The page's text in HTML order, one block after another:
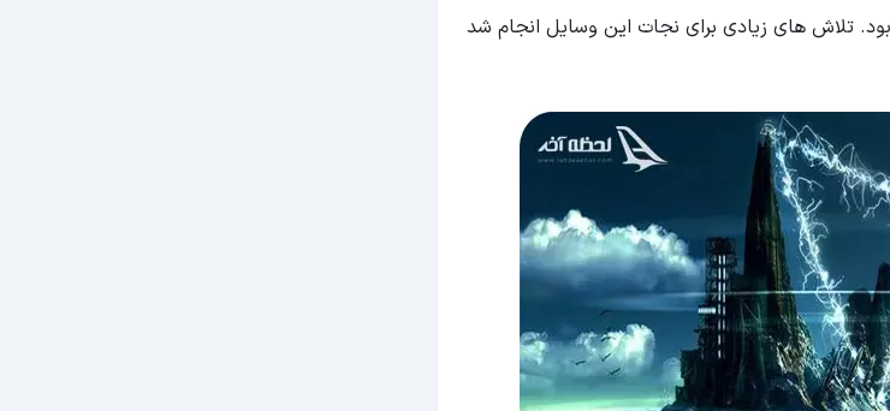
تلاش های زیادی برای نجات این وسایل انجام شد